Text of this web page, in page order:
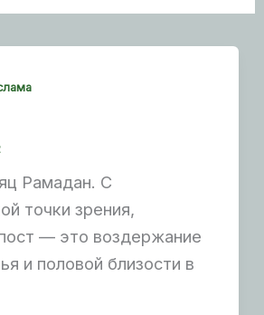
Рамадан. С
точки зрения,
— это воздержание
и половой близости в